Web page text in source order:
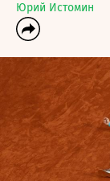
Юрий Истомин